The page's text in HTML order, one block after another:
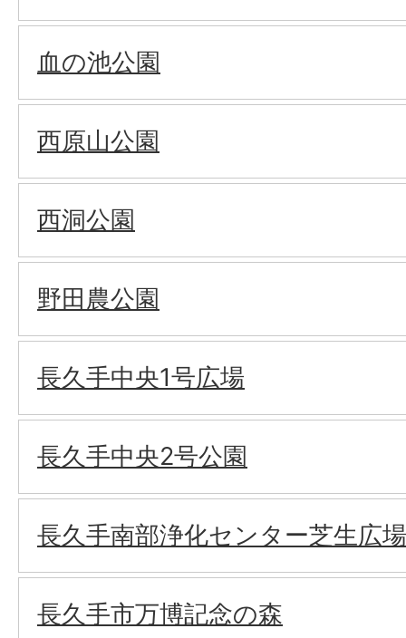
血の池公園
西原山公園
西洞公園
野田農公園
長久手中央1号広場
長久手中央2号公園
長久手南部浄化センター芝生広場
長久手市万博記念の森